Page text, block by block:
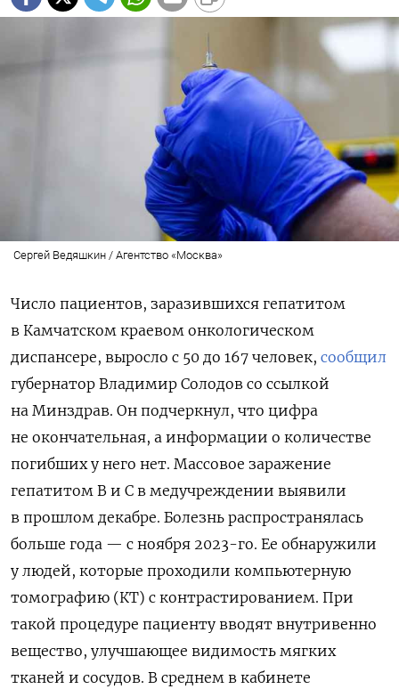
Сергей Ведяшкин / Агентство «Москва»
Число пациентов, заразившихся гепатитом
в Камчатском краевом онкологическом
диспансере, выросло с 50 до 167 человек, сообщил
губернатор Владимир Солодов со ссылкой
на Минздрав. Он подчеркнул, что цифра
не окончательная, а информации о количестве
погибших у него нет. Массовое заражение
гепатитом B и C в медучреждении выявили
в прошлом декабре. Болезнь распространялась
больше года — с ноября 2023-го. Ее обнаружили
у людей, которые проходили компьютерную
томографию (КТ) с контрастированием. При
такой процедуре пациенту вводят внутривенно
вещество, улучшающее видимость мягких
тканей и сосудов. В среднем в кабинете